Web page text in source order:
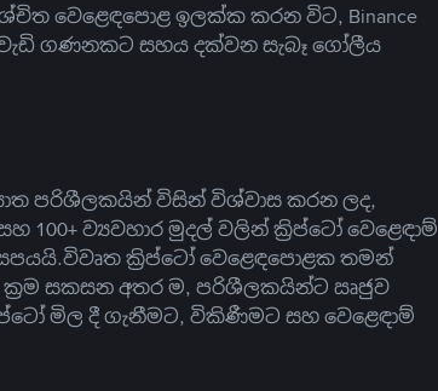
වෙළෙඳපොළ ඉලක්ක කරන විට, Binance
වැඩි ගණනකට සහය දක්වන සැබෑ ගෝලීය
පරිශීලකයින් විසින් විශ්වාස කරන ලද,
සහ 100+ ව්‍යවහාර මුදල් වලින් ක්‍රිප්ටෝ වෙළෙඳාම්
ක්‍රිප්ටෝ වෙළෙඳපොළක තමන්
සකසන අතර ම, පරිශීලකයින්ට ඍජුව
මිල දී ගැනීමට, විකිණීමට සහ වෙළෙඳාම්